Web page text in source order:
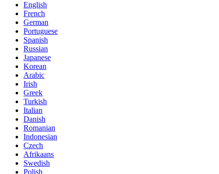
English
French
German
Portuguese
Spanish
Russian
Japanese
Korean
Arabic
Irish
Greek
Turkish
Italian
Danish
Romanian
Indonesian
Czech
Afrikaans
Swedish
Polish